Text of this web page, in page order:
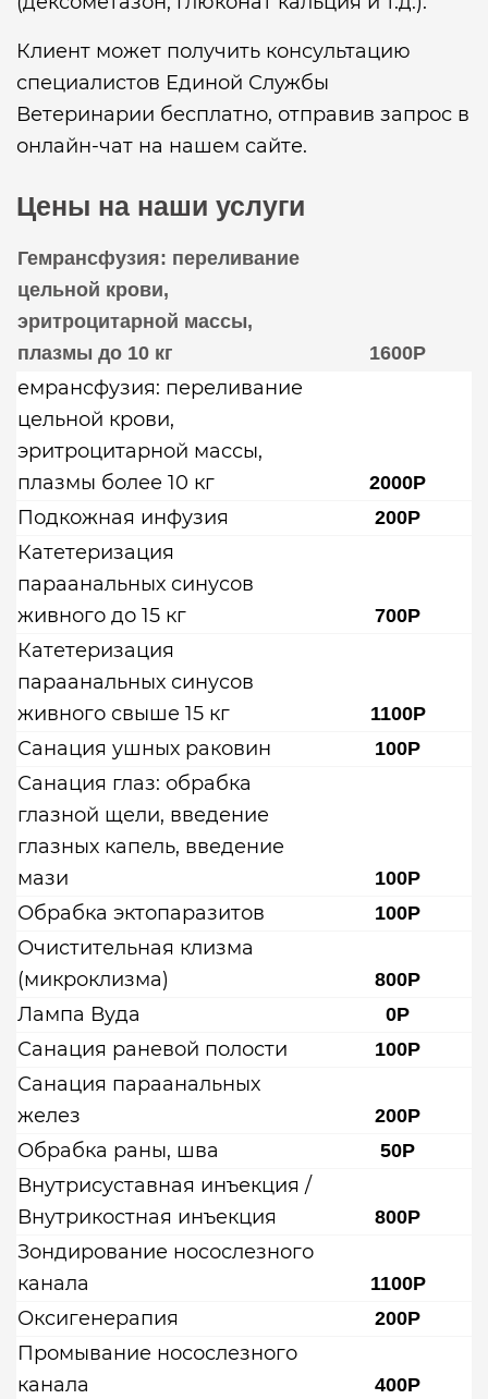
Клиент может получить консультацию
специалистов Единой Службы
Ветеринарии бесплатно, отправив запрос в
онлайн-чат на нашем сайте.
Цены на наши услуги
Гемрансфузия: переливание
цельной крови,
эритроцитарной массы,
плазмы до 10 кг
1600Р
емрансфузия: переливание
цельной крови,
эритроцитарной массы,
плазмы более 10 кг
2000Р
Подкожная инфузия 200Р
Катетеризация
параанальных синусов
живного до 15 кг
700Р
Катетеризация
параанальных синусов
живного свыше 15 кг
1100Р
Санация ушных раковин 100Р
Санация глаз: обрабка
глазной щели, введение
глазных капель, введение
мази
100Р
Обрабка эктопаразитов 100Р
Очистительная клизма
(микроклизма)
800Р
Лампа Вуда 0Р
Санация раневой полости 100Р
Санация параанальных
желез
200Р
Обрабка раны, шва 50Р
Внутрисуставная инъекция /
Внутрикостная инъекция
800Р
Зондирование носослезного
канала
1100Р
Оксигенерапия 200Р
Промывание носослезного
канала
400Р